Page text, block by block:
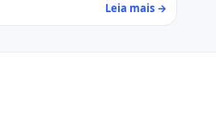
Leia mais →